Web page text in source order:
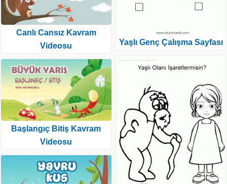
Canlı Cansız Kavram
Videosu
Başlangıç Bitiş Kavram
Videosu
Yaşlı Genç Çalışma Sayfası